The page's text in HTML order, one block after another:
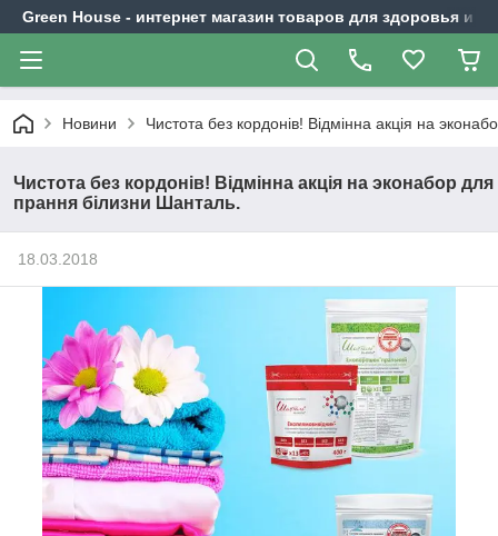
Green House - интернет магазин товаров для здоровья и
Новини Чистота без кордонів! Відмінна акція на
Чистота без кордонів! Відмінна акція на эконабор для
прання білизни Шанталь.
18.03.2018